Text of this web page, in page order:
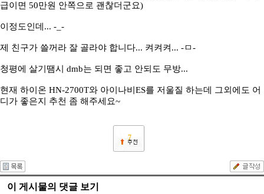
급이면 50만원 안쪽으로 괜찮더군요)
이정도인데... -_-
제 친구가 쓸꺼라 잘 골라야 합니다... 켜켜켜... -ㅁ-
청평에 살기땜시 dmb는 되면 좋고 안되도 무방...
현재 하이온 HN-2700T와 아이나비ES를 저울질 하는데 그외에도 어
디가 좋은지 추천 좀 해주세요~
7
이 게시물의 댓글 보기